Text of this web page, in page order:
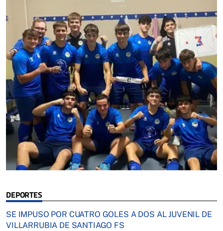
DEPORTES
SE IMPUSO POR CUATRO GOLES A DOS AL JUVENIL DE
VILLARRUBIA DE SANTIAGO FS